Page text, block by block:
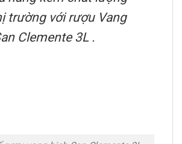
trường với rượu Vang
Clemente 3L .